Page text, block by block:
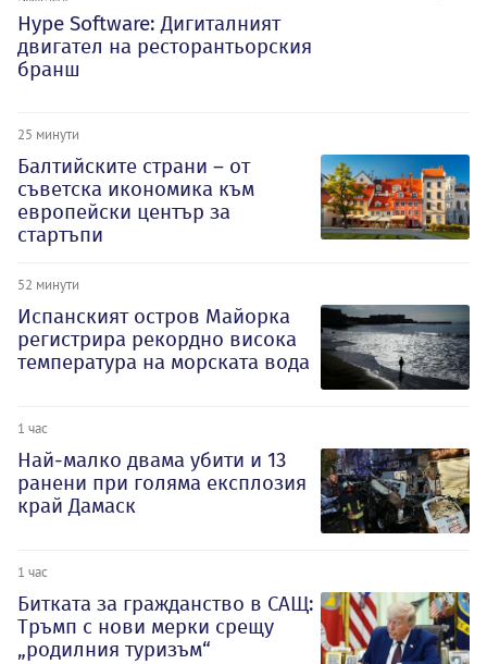
Hype Software: Дигиталният
двигател на ресторантьорския
бранш
25 минути
Балтийските страни – от
съветска икономика към
европейски център за
стартъпи
52 минути
Испанският остров Майорка
регистрира рекордно висока
температура на морската вода
1 час
Най-малко двама убити и 13
ранени при голяма експлозия
край Дамаск
1 час
Битката за гражданство в САЩ:
Тръмп с нови мерки срещу
„родилния туризъм“